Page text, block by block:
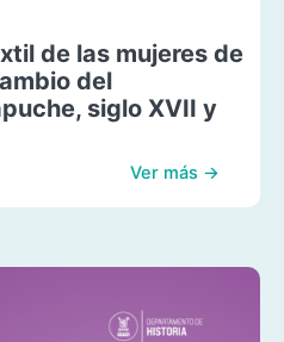
de las mujeres de
del
siglo XVII y
Ver más →